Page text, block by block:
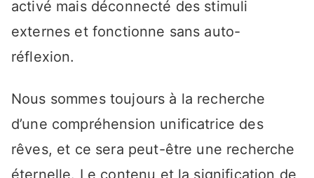
activé mais déconnecté des stimuli
externes et fonctionne sans auto-
réflexion.
Nous sommes toujours à la recherche
d’une compréhension unificatrice des
rêves, et ce sera peut-être une recherche